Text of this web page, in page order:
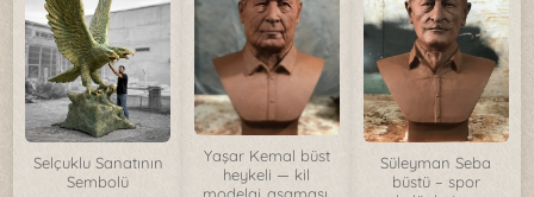
Selçuklu Sanatının
Sembolü
Yaşar Kemal büst
heykeli — kil
Süleyman Seba
büstü – spor